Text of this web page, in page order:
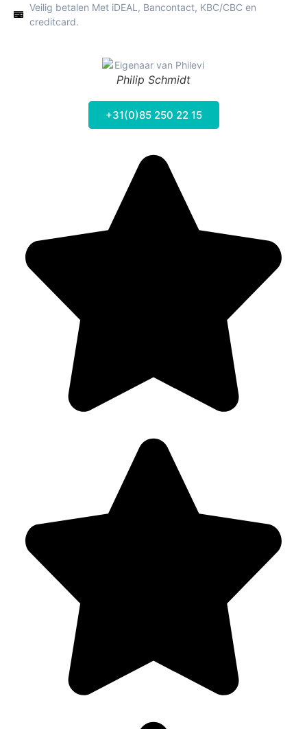
Veilig betalen Met iDEAL, Bancontact, KBC/CBC en
creditcard.
Philip Schmidt
+31(0)85 250 22 15